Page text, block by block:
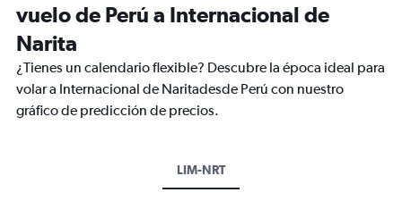
vuelo de Perú a Internacional de
Narita
¿Tienes un calendario flexible? Descubre la época ideal para
volar a Internacional de Naritadesde Perú con nuestro
gráfico de predicción de precios.
LIM-NRT